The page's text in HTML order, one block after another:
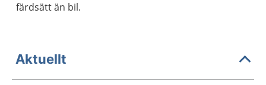
färdsätt än bil.
Aktuellt